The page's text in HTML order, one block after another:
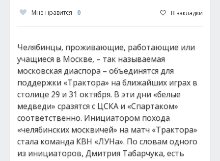
Мне нравится 0 В закладки
Челябинцы, проживающие, работающие или
учащиеся в Москве, – так называемая
московская диаспора – объединятся для
поддержки «Трактора» на ближайших играх в
столице 29 и 31 октября. В эти дни «белые
медведи» сразятся с ЦСКА и «Спартаком»
соответственно. Инициатором похода
«челябинских москвичей» на матч «Трактора»
стала команда КВН «ЛУНа». По словам одного
из инициаторов, Дмитрия Табарчука, есть